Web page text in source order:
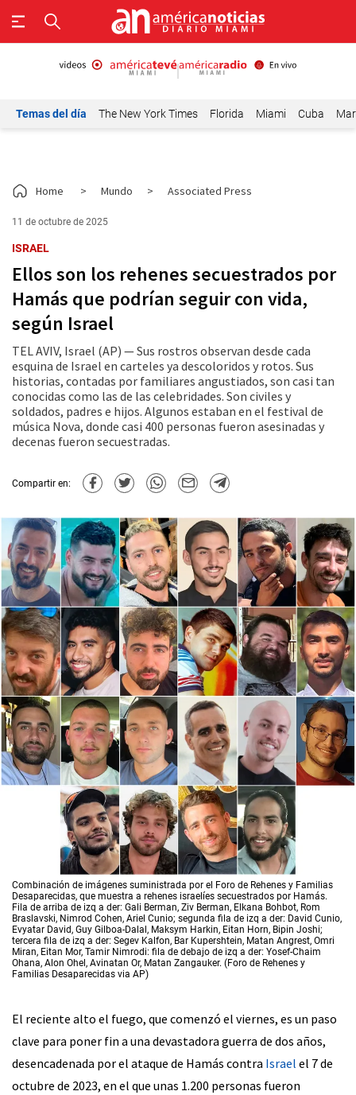
Temas del día The New York Times Florida Miami Cuba
Home > Mundo > Associated Press
11 de octubre de 2025
ISRAEL
Ellos son los rehenes secuestrados por
Hamás que podrían seguir con vida,
según Israel
TEL AVIV, Israel (AP) — Sus rostros observan desde cada
esquina de Israel en carteles ya descoloridos y rotos. Sus
historias, contadas por familiares angustiados, son casi tan
conocidas como las de las celebridades. Son civiles y
soldados, padres e hijos. Algunos estaban en el festival de
música Nova, donde casi 400 personas fueron asesinadas y
decenas fueron secuestradas.
Compartir en:
Combinación de imágenes suministrada por el Foro de Rehenes y Familias
Desaparecidas, que muestra a rehenes israelíes secuestrados por Hamás.
Fila de arriba de izq a der: Gali Berman, Ziv Berman, Elkana Bohbot, Rom
Braslavski, Nimrod Cohen, Ariel Cunio; segunda fila de izq a der: David Cunio,
Evyatar David, Guy Gilboa-Dalal, Maksym Harkin, Eitan Horn, Bipin Joshi;
tercera fila de izq a der: Segev Kalfon, Bar Kupershtein, Matan Angrest, Omri
Miran, Eitan Mor, Tamir Nimrodi: fila de debajo de izq a der: Yosef-Chaim
Ohana, Alon Ohel, Avinatan Or, Matan Zangauker. (Foro de Rehenes y
Familias Desaparecidas via AP)
El reciente alto el fuego, que comenzó el viernes, es un paso
clave para poner fin a una devastadora guerra de dos años,
desencadenada por el ataque de Hamás contra Israel el 7 de
octubre de 2023, en el que unas 1.200 personas fueron